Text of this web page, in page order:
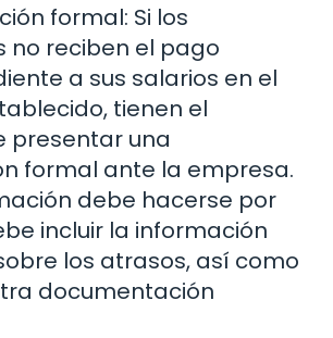
formal: Si los
no reciben el pago
a sus salarios en el
tienen el
presentar una
formal ante la empresa.
debe hacerse por
incluir la información
los atrasos, así como
documentación